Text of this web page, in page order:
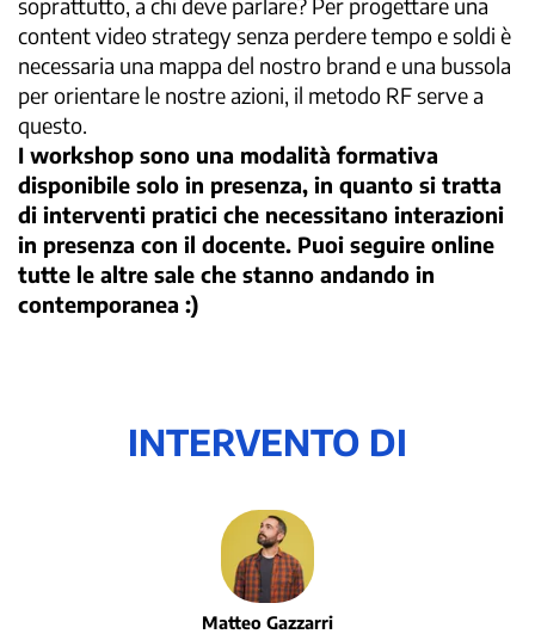
content video strategy senza perdere tempo e soldi è
necessaria una mappa del nostro brand e una bussola
per orientare le nostre azioni, il metodo RF serve a
questo.
I workshop sono una modalità formativa
disponibile solo in presenza, in quanto si tratta
di interventi pratici che necessitano interazioni
in presenza con il docente. Puoi seguire online
tutte le altre sale che stanno andando in
contemporanea :)
INTERVENTO DI
Matteo Gazzarri